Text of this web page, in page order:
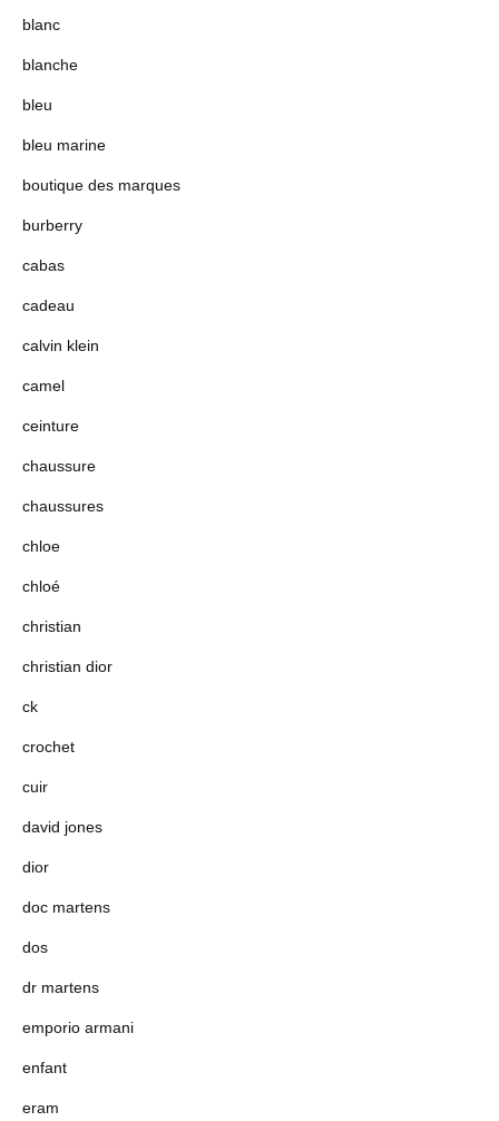
blanc
blanche
bleu
bleu marine
boutique des marques
burberry
cabas
cadeau
calvin klein
camel
ceinture
chaussure
chaussures
chloe
chloé
christian
christian dior
ck
crochet
cuir
david jones
dior
doc martens
dos
dr martens
emporio armani
enfant
eram